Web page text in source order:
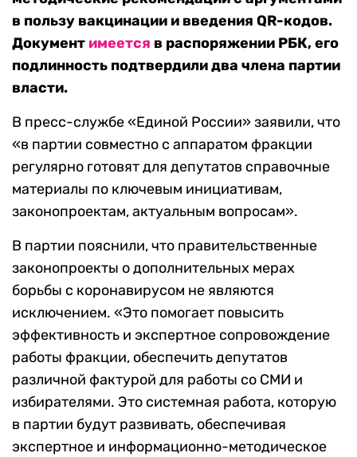
в пользу вакцинации и введения QR-кодов.
Документ имеется в распоряжении РБК, его
подлинность подтвердили два члена партии
власти.
В пресс-службе «Единой России» заявили, что
«в партии совместно с аппаратом фракции
регулярно готовят для депутатов справочные
материалы по ключевым инициативам,
законопроектам, актуальным вопросам».
В партии пояснили, что правительственные
законопроекты о дополнительных мерах
борьбы с коронавирусом не являются
исключением. «Это помогает повысить
эффективность и экспертное сопровождение
работы фракции, обеспечить депутатов
различной фактурой для работы со СМИ и
избирателями. Это системная работа, которую
в партии будут развивать, обеспечивая
экспертное и информационно-методическое